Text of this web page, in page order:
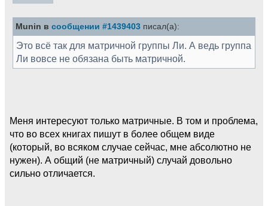
Munin в сообщении #1439403 писал(а):
Это всё так для матричной группы Ли. А ведь группа
Ли вовсе не обязана быть матричной.
Меня интересуют только матричные. В том и проблема,
что во всех книгах пишут в более общем виде
(который, во всяком случае сейчас, мне абсолютно не
нужен). А общий (не матричный) случай довольно
сильно отличается.